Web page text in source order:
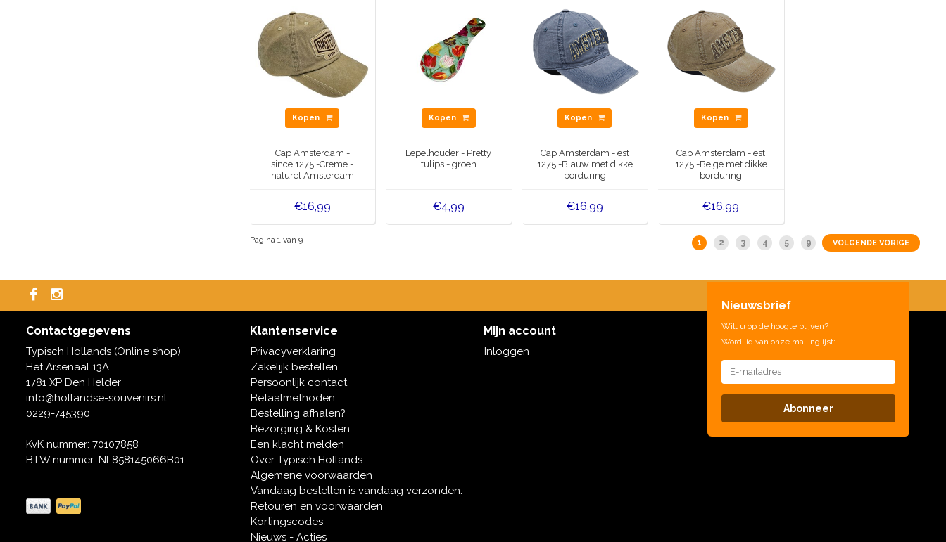
Kopen
Cap Amsterdam -
since 1275 -Creme -
naturel Amsterdam
€16,99
Kopen
Lepelhouder - Pretty
tulips - groen
€4,99
Kopen
Cap Amsterdam - est
1275 -Blauw met dikke
borduring
€16,99
Kopen
Cap Amsterdam - est
1275 -Beige met dikke
borduring
€16,99
Pagina 1 van 9 1 2 3 4 5 9 VOLGENDE VORIGE
Contactgegevens
Typisch Hollands (Online shop)
Het Arsenaal 13A
1781 XP Den Helder
info@hollandse-souvenirs.nl
0229-745390
KvK nummer: 70107858
BTW nummer: NL858145066B01
Klantenservice
Privacyverklaring
Zakelijk bestellen.
Persoonlijk contact
Betaalmethoden
Bestelling afhalen?
Bezorging & Kosten
Een klacht melden
Over Typisch Hollands
Algemene voorwaarden
Vandaag bestellen is vandaag verzonden.
Retouren en voorwaarden
Kortingscodes
Nieuws - Acties
Mijn account
Inloggen
Nieuwsbrief
Wilt u op de hoogte blijven?
Word lid van onze mailinglijst:
Abonneer